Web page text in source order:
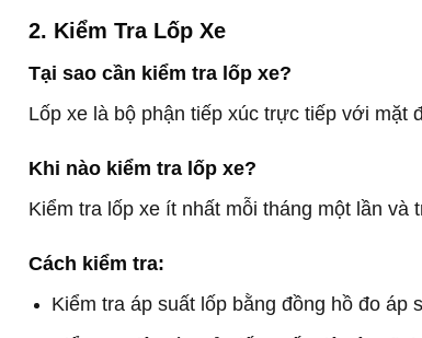
2. Kiểm Tra Lốp Xe
Tại sao cần kiểm tra lốp xe?
Lốp xe là bộ phận tiếp xúc trực tiếp với mặt
Khi nào kiểm tra lốp xe?
Kiểm tra lốp xe ít nhất mỗi tháng một lần
Cách kiểm tra:
Kiểm tra áp suất lốp bằng đồng hồ đo